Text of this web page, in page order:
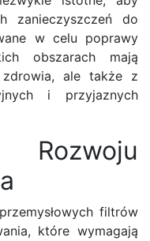
zanieczyszczeń do
w celu poprawy
obszarach mają
ale także z
i przyjaznych
filtrów
które wymagają